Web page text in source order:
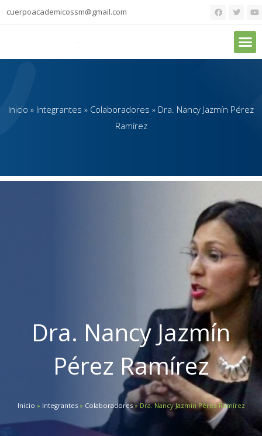
cuerpoacademicossm@gmail.com
Inicio » Integrantes » Colaboradores » Dra. Nancy Jazmín Pérez
Ramírez
Dra. Nancy Jazmín
Pérez Ramírez
Inicio » Integrantes» Colaboradores»Dra. Nancy Jazmín Pérez Ramírez